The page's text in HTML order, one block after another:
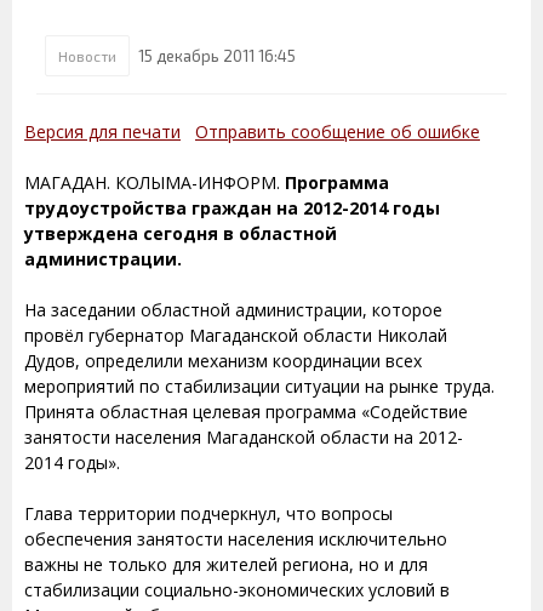
Новости 15 декабрь 2011 16:45
Версия для печати Отправить сообщение об ошибке
МАГАДАН. КОЛЫМА-ИНФОРМ. Программа
трудоустройства граждан на 2012-2014 годы
утверждена сегодня в областной
администрации.
На заседании областной администрации, которое
провёл губернатор Магаданской области Николай
Дудов, определили механизм координации всех
мероприятий по стабилизации ситуации на рынке труда.
Принята областная целевая программа «Содействие
занятости населения Магаданской области на 2012-
2014 годы».
Глава территории подчеркнул, что вопросы
обеспечения занятости населения исключительно
важны не только для жителей региона, но и для
стабилизации социально-экономических условий в